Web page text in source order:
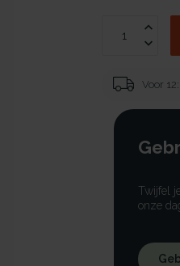
Voor
Twijfel
onze